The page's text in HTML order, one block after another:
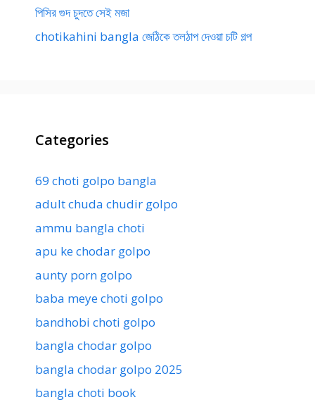
পিসির গুদ চুদতে সেই মজা
chotikahini bangla জেঠিকে তলঠাপ দেওয়া চটি গল্প
Categories
69 choti golpo bangla
adult chuda chudir golpo
ammu bangla choti
apu ke chodar golpo
aunty porn golpo
baba meye choti golpo
bandhobi choti golpo
bangla chodar golpo
bangla chodar golpo 2025
bangla choti book